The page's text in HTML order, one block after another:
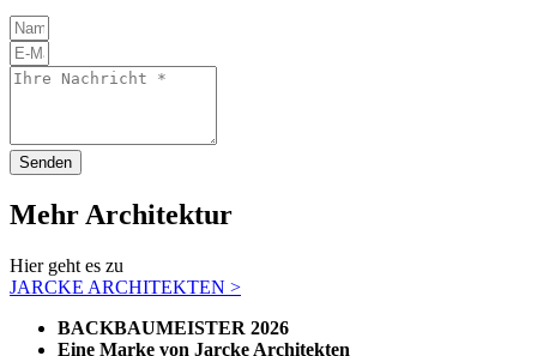
Senden
Mehr Architektur
Hier geht es zu
JARCKE ARCHITEKTEN >
BACKBAUMEISTER 2026
Eine Marke von Jarcke Architekten